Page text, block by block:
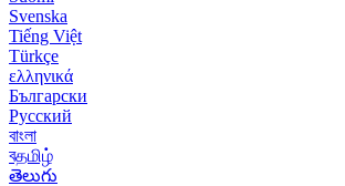
Svenska
Tiếng Việt
Türkçe
ελληνικά
Български
Русский
বাংলা
বதமிழ்
తెలుగు